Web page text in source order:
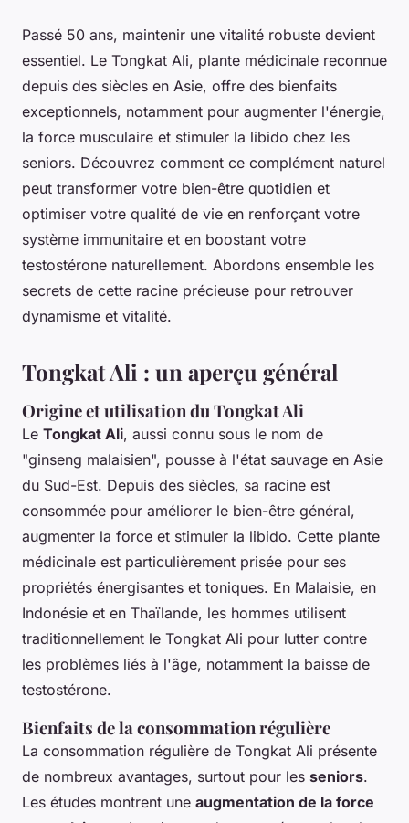
Passé 50 ans, maintenir une vitalité robuste devient
essentiel. Le Tongkat Ali, plante médicinale reconnue
depuis des siècles en Asie, offre des bienfaits
exceptionnels, notamment pour augmenter l'énergie,
la force musculaire et stimuler la libido chez les
seniors. Découvrez comment ce complément naturel
peut transformer votre bien-être quotidien et
optimiser votre qualité de vie en renforçant votre
système immunitaire et en boostant votre
testostérone naturellement. Abordons ensemble les
secrets de cette racine précieuse pour retrouver
dynamisme et vitalité.
Tongkat Ali : un aperçu général
Origine et utilisation du Tongkat Ali
Le Tongkat Ali, aussi connu sous le nom de
"ginseng malaisien", pousse à l'état sauvage en Asie
du Sud-Est. Depuis des siècles, sa racine est
consommée pour améliorer le bien-être général,
augmenter la force et stimuler la libido. Cette plante
médicinale est particulièrement prisée pour ses
propriétés énergisantes et toniques. En Malaisie, en
Indonésie et en Thaïlande, les hommes utilisent
traditionnellement le Tongkat Ali pour lutter contre
les problèmes liés à l'âge, notamment la baisse de
testostérone.
Bienfaits de la consommation régulière
La consommation régulière de Tongkat Ali présente
de nombreux avantages, surtout pour les seniors.
Les études montrent une augmentation de la force